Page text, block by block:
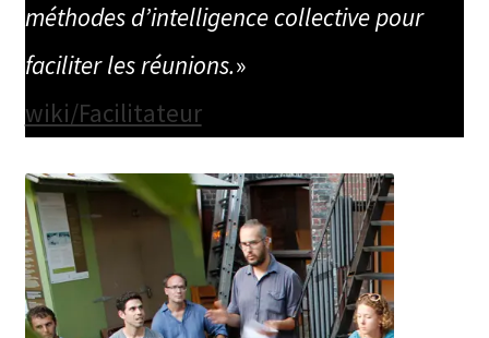
méthodes d’intelligence collective pour
faciliter les réunions.»
wiki/Facilitateur